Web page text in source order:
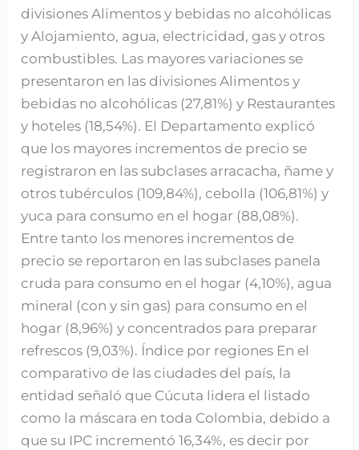
divisiones Alimentos y bebidas no alcohólicas
y Alojamiento, agua, electricidad, gas y otros
combustibles. Las mayores variaciones se
presentaron en las divisiones Alimentos y
bebidas no alcohólicas (27,81%) y Restaurantes
y hoteles (18,54%). El Departamento explicó
que los mayores incrementos de precio se
registraron en las subclases arracacha, ñame y
otros tubérculos (109,84%), cebolla (106,81%) y
yuca para consumo en el hogar (88,08%).
Entre tanto los menores incrementos de
precio se reportaron en las subclases panela
cruda para consumo en el hogar (4,10%), agua
mineral (con y sin gas) para consumo en el
hogar (8,96%) y concentrados para preparar
refrescos (9,03%). Índice por regiones En el
comparativo de las ciudades del país, la
entidad señaló que Cúcuta lidera el listado
como la máscara en toda Colombia, debido a
que su IPC incrementó 16,34%, es decir por